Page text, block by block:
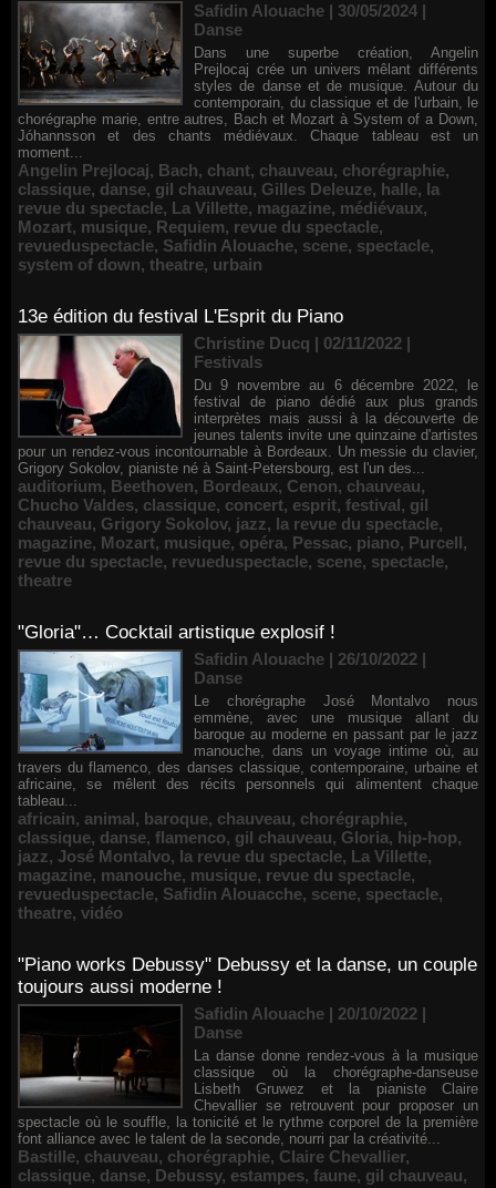
Safidin Alouache | 30/05/2024 |
Danse
Dans une superbe création, Angelin
Prejlocaj crée un univers mêlant différents
styles de danse et de musique. Autour du
contemporain, du classique et de l'urbain, le
chorégraphe marie, entre autres, Bach et Mozart à System of a Down,
Jóhannsson et des chants médiévaux. Chaque tableau est un
moment...
Angelin Prejlocaj, Bach, chant, chauveau, chorégraphie,
classique, danse, gil chauveau, Gilles Deleuze, halle, la
revue du spectacle, La Villette, magazine, médiévaux,
Mozart, musique, Requiem, revue du spectacle,
revueduspectacle, Safidin Alouache, scene, spectacle,
system of down, theatre, urbain
13e édition du festival L'Esprit du Piano
Christine Ducq | 02/11/2022 |
Festivals
Du 9 novembre au 6 décembre 2022, le
festival de piano dédié aux plus grands
interprètes mais aussi à la découverte de
jeunes talents invite une quinzaine d'artistes
pour un rendez-vous incontournable à Bordeaux. Un messie du clavier,
Grigory Sokolov, pianiste né à Saint-Petersbourg, est l'un des...
auditorium, Beethoven, Bordeaux, Cenon, chauveau,
Chucho Valdes, classique, concert, esprit, festival, gil
chauveau, Grigory Sokolov, jazz, la revue du spectacle,
magazine, Mozart, musique, opéra, Pessac, piano, Purcell,
revue du spectacle, revueduspectacle, scene, spectacle,
theatre
"Gloria"… Cocktail artistique explosif !
Safidin Alouache | 26/10/2022 |
Danse
Le chorégraphe José Montalvo nous
emmène, avec une musique allant du
baroque au moderne en passant par le jazz
manouche, dans un voyage intime où, au
travers du flamenco, des danses classique, contemporaine, urbaine et
africaine, se mêlent des récits personnels qui alimentent chaque
tableau...
africain, animal, baroque, chauveau, chorégraphie,
classique, danse, flamenco, gil chauveau, Gloria, hip-hop,
jazz, José Montalvo, la revue du spectacle, La Villette,
magazine, manouche, musique, revue du spectacle,
revueduspectacle, Safidin Alouacche, scene, spectacle,
theatre, vidéo
"Piano works Debussy" Debussy et la danse, un couple
toujours aussi moderne !
Safidin Alouache | 20/10/2022 |
Danse
La danse donne rendez-vous à la musique
classique où la chorégraphe-danseuse
Lisbeth Gruwez et la pianiste Claire
Chevallier se retrouvent pour proposer un
spectacle où le souffle, la tonicité et le rythme corporel de la première
font alliance avec le talent de la seconde, nourri par la créativité...
Bastille, chauveau, chorégraphie, Claire Chevallier,
classique, danse, Debussy, estampes, faune, gil chauveau,